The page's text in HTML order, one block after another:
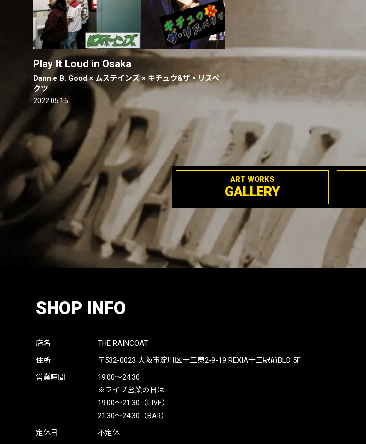
Play It Loud in Osaka
Dannie B. Good × ムステインズ × キチュウ&ザ・リスペ
クツ
2022.05.15
ART WORKS
GALLERY
SHOP INFO
店名
THE RAINCOAT
住所
〒532-0023 大阪市淀川区十三東2-9-19 REXIA十三駅前BLD 5F
営業時間
19:00〜24:30
※ライブ営業の日は
19:00〜21:30（LIVE）
21:30〜24:30（BAR）
定休日
不定休